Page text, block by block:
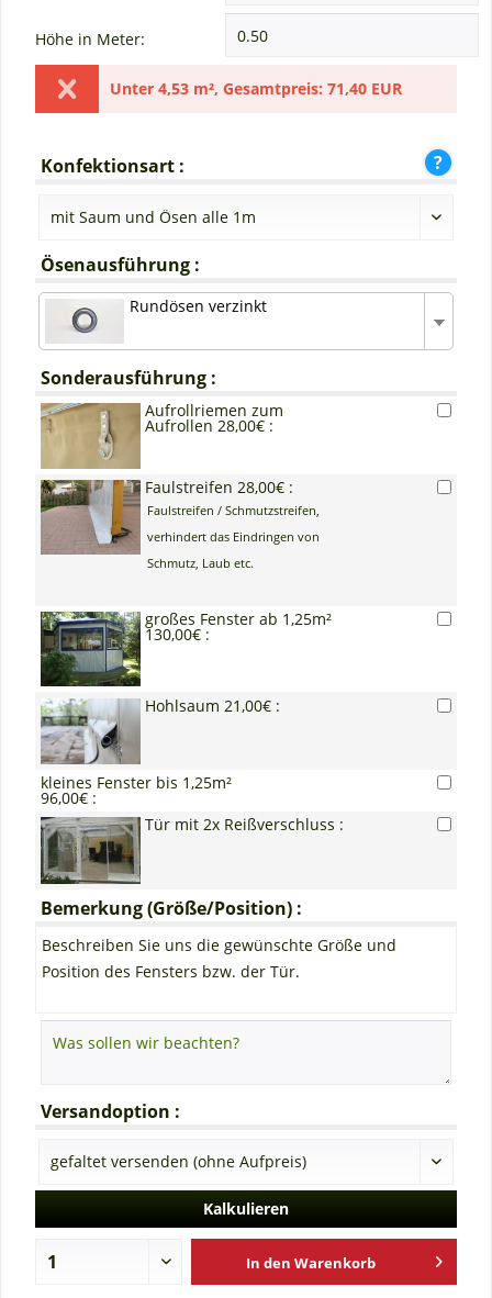
Höhe in Meter:
Unter 4,53 m², Gesamtpreis: 71,40 EUR
Konfektionsart :
Ösenausführung :
Rundösen verzinkt
Sonderausführung :
Aufrollriemen zum
Aufrollen 28,00€ :
Faulstreifen 28,00€ :
Faulstreifen / Schmutzstreifen,
verhindert das Eindringen von
Schmutz, Laub etc.
großes Fenster ab 1,25m²
130,00€ :
Hohlsaum 21,00€ :
kleines Fenster bis 1,25m²
96,00€ :
Tür mit 2x Reißverschluss :
Bemerkung (Größe/Position) :
Beschreiben Sie uns die gewünschte Größe und
Position des Fensters bzw. der Tür.
Versandoption :
Kalkulieren
In den Warenkorb